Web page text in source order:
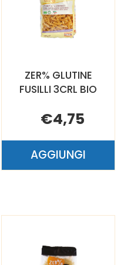
ZER% GLUTINE
FUSILLI 3CRL BIO
€4,75
AGGIUNGIAGGIUNGI